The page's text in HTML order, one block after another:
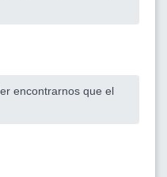
encontrarnos que el